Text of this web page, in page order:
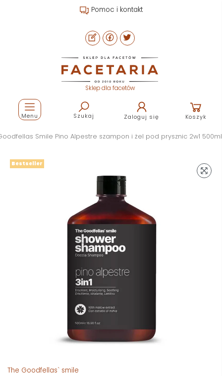
Pomoc i kontakt
Sklep dla facetów
Szukaj Zaloguj się Koszyk
Menu
Smile Pino Alpestre szampon i żel pod prysznic 2w1 500ml
Bestseller
The Goodfellas` smile